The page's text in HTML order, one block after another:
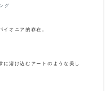
グ
イオニア的存在。
に溶け込むアートのような美し